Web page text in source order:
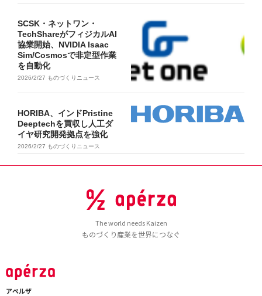
SCSK・ネットワン・
TechShareがフィジカルAI
協業開始、NVIDIA Isaac
Sim/Cosmosで非定型作業
を自動化
2026/2/27 ものづくりニュース
HORIBA、インドPristine
Deeptechを買収し人工ダ
イヤ研究開発拠点を強化
2026/2/27 ものづくりニュース
The world needs Kaizen
ものづくり産業を世界につなぐ
アペルザ